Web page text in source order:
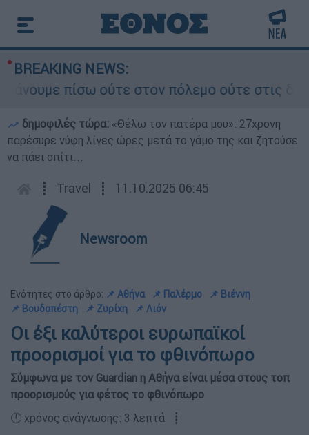
BREAKING NEWS:
πίσω ούτε στον πόλεμο ούτε στις
δημοφιλές τώρα: «Θέλω τον πατέρα μου»: 27χρονη
παρέσυρε νύφη λίγες ώρες μετά το γάμο της και ζητούσε
να πάει σπίτι...
┋ Travel ┋ 11.10.2025 06:45
Newsroom
Ενότητες στο άρθρο: 📌 Αθήνα 📌 Παλέρμο
📌 Βιέννη
📌 Βουδαπέστη
📌 Ζυρίχη 📌 Λιόν
Οι έξι καλύτεροι ευρωπαϊκοί
προορισμοί για το φθινόπωρο
Σύμφωνα με τον Guardian η Αθήνα είναι μέσα στους τοπ
προορισμούς για φέτος το φθινόπωρο
🕛 χρόνος ανάγνωσης: 3 λεπτά ┋